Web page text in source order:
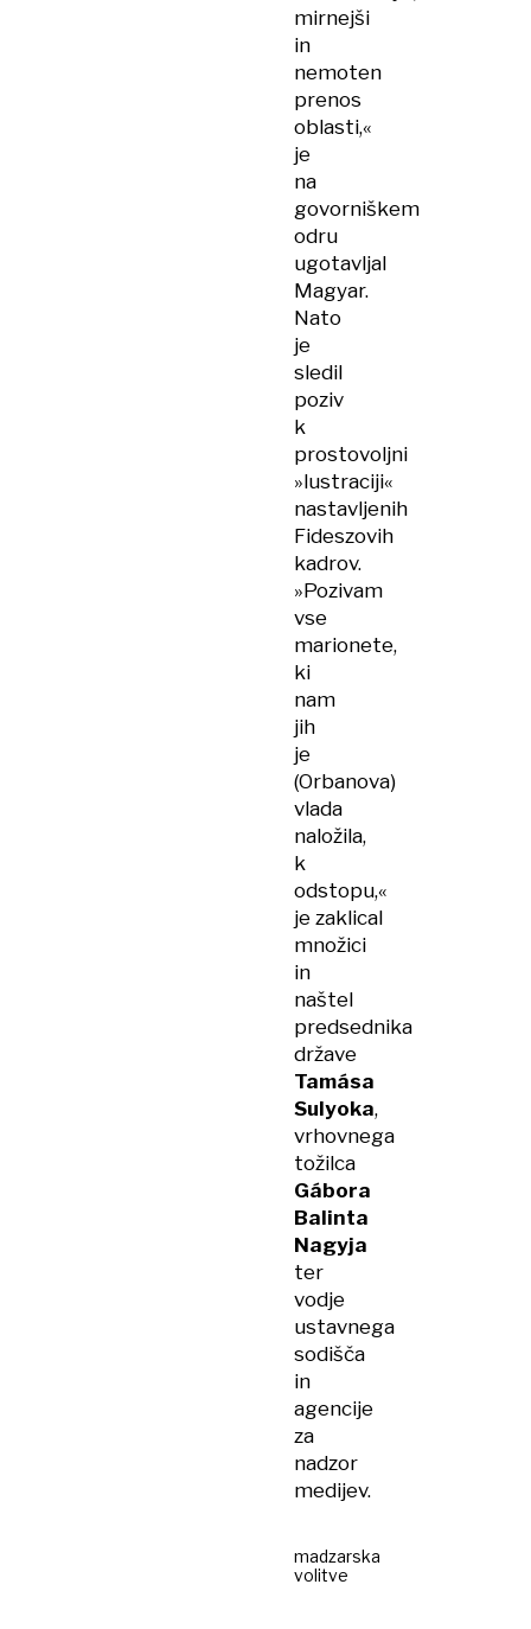
mirnejši
in
nemoten
prenos
oblasti,«
je
na
govorniškem
odru
ugotavljal
Magyar.
Nato
je
sledil
poziv
k
prostovoljni
»lustraciji«
nastavljenih
Fideszovih
kadrov.
»Pozivam
vse
marionete,
ki
nam
jih
je
(Orbanova)
vlada
naložila,
k
odstopu,«
je zaklical
množici
in
naštel
predsednika
države
Tamása
Sulyoka,
vrhovnega
tožilca
Gábora
Balinta
Nagyja
ter
vodje
ustavnega
sodišča
in
agencije
za
nadzor
medijev.
madzarska
volitve